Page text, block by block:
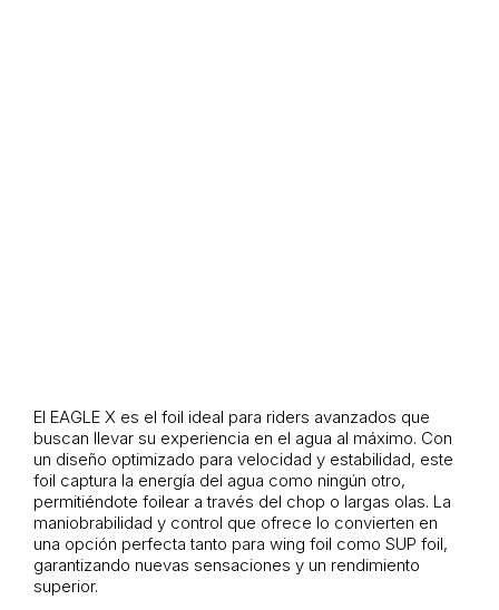
El EAGLE X es el foil ideal para riders avanzados que
buscan llevar su experiencia en el agua al máximo. Con
un diseño optimizado para velocidad y estabilidad, este
foil captura la energía del agua como ningún otro,
permitiéndote foilear a través del chop o largas olas. La
maniobrabilidad y control que ofrece lo convierten en
una opción perfecta tanto para wing foil como SUP foil,
garantizando nuevas sensaciones y un rendimiento
superior.